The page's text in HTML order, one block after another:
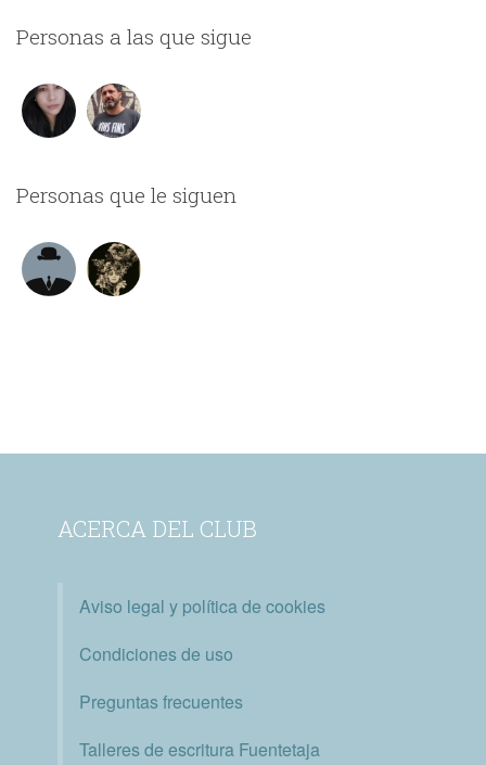
Personas a las que sigue
Personas que le siguen
ACERCA DEL CLUB
Aviso legal y política de cookies
Condiciones de uso
Preguntas frecuentes
Talleres de escritura Fuentetaja